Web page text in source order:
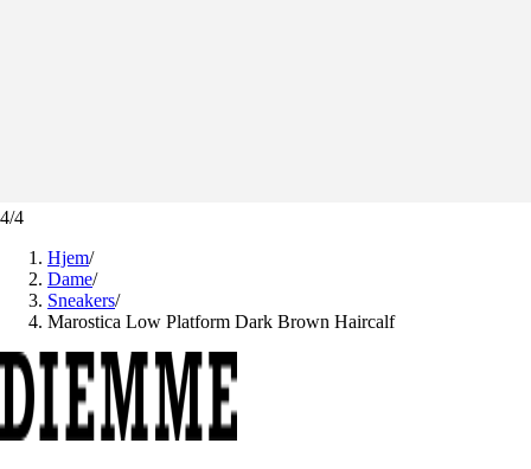
4/4
Hjem/
Dame/
Sneakers/
Marostica Low Platform Dark Brown Haircalf